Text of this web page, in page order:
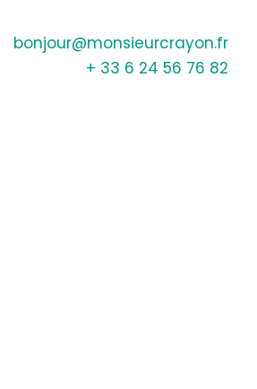
bonjour@monsieurcrayon.fr
+ 33 6 24 56 76 82